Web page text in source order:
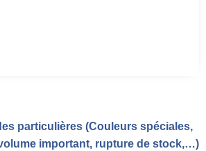
particulières (Couleurs spéciales,
important, rupture de stock,…)